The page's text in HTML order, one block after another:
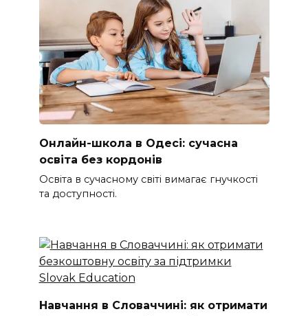
Онлайн-школа в Одесі: сучасна
освіта без кордонів
Освіта в сучасному світі вимагає гнучкості
та доступності.
Навчання в Словаччині: як отримати